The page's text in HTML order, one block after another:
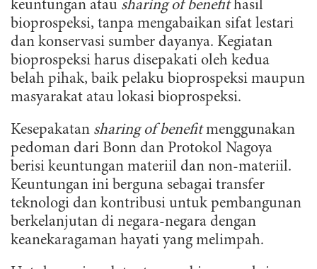
keuntungan atau sharing of benefithasil
bioprospeksi, tanpa mengabaikan sifat lestari
dan konservasi sumber dayanya. Kegiatan
bioprospeksi harus disepakati oleh kedua
belah pihak, baik pelaku bioprospeksi maupun
masyarakat atau lokasi bioprospeksi.
Kesepakatan sharing of benefitmenggunakan
pedoman dari Bonn dan Protokol Nagoya
berisi keuntungan materiil dan non-materiil.
Keuntungan ini berguna sebagai transfer
teknologi dan kontribusi untuk pembangunan
berkelanjutan di negara-negara dengan
keanekaragaman hayati yang melimpah.